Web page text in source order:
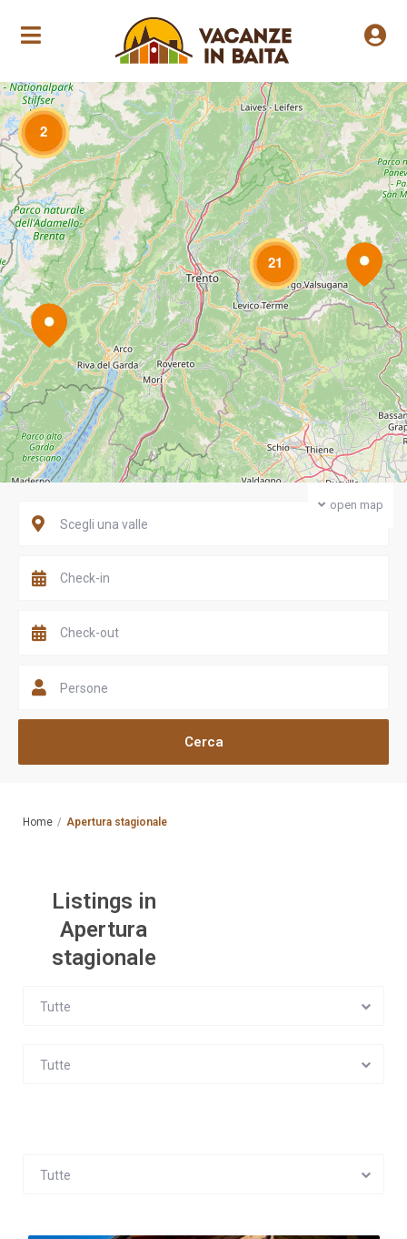
2
21
Loading Maps
open map
Scegli una valle
Persone
Home Apertura stagionale
Listings in
Apertura
stagionale
Tutte
Tutte
Tutte